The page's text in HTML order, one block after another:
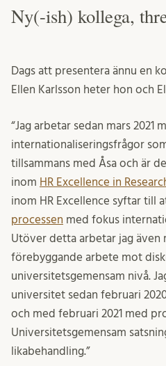
Ny(-ish) kollega,
Dags att presentera ännu en
Ellen Karlsson heter hon och
“Jag arbetar sedan mars 2021
internationaliseringsfrågor
tillsammans med Åsa och är
inom HR Excellence in
inom HR Excellence syftar till
processen med fokus
Utöver detta arbetar jag även
förebyggande arbete mot
universitetsgemensam nivå.
universitet sedan februari
och med februari 2021 med
Universitetsgemensam
likabehandling.”